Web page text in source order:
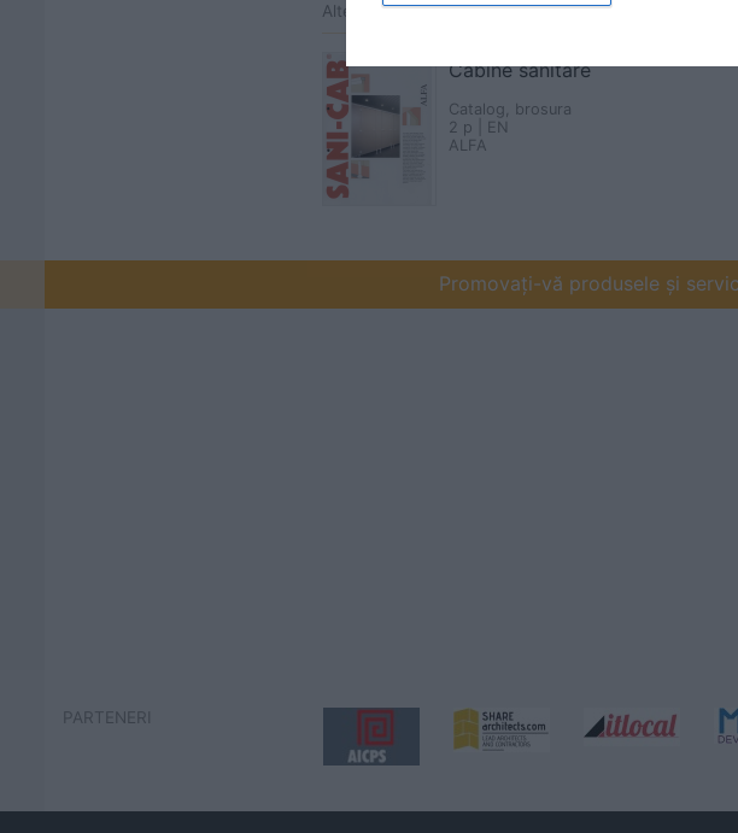
Alte documentatii ale aceleasi game
Cabine sanitare
Catalog, brosura
2 p | EN
ALFA
Promovați-vă produsele și
PARTENERI